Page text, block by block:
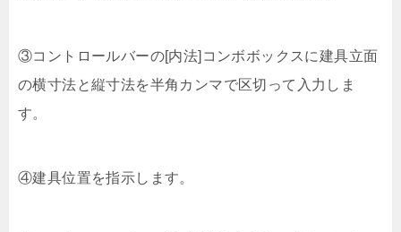
③コントロールバーの[内法]コンボボックスに建具立面
の横寸法と縦寸法を半角カンマで区切って入力しま
す。
④建具位置を指示します。